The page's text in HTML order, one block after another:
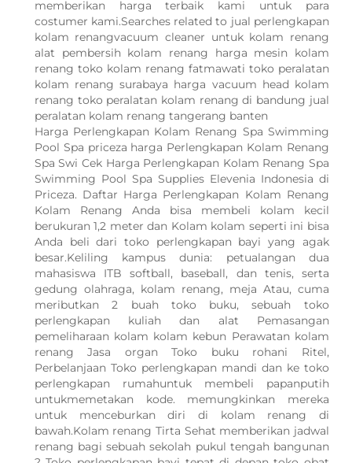
memberikan harga terbaik kami untuk para
costumer kami.Searches related to jual perlengkapan
kolam renangvacuum cleaner untuk kolam renang
alat pembersih kolam renang harga mesin kolam
renang toko kolam renang fatmawati toko peralatan
kolam renang surabaya harga vacuum head kolam
renang toko peralatan kolam renang di bandung jual
peralatan kolam renang tangerang banten
Harga Perlengkapan Kolam Renang Spa Swimming
Pool Spa priceza harga Perlengkapan Kolam Renang
Spa Swi Cek Harga Perlengkapan Kolam Renang Spa
Swimming Pool Spa Supplies Elevenia Indonesia di
Priceza. Daftar Harga Perlengkapan Kolam Renang
Kolam Renang Anda bisa membeli kolam kecil
berukuran 1,2 meter dan Kolam kolam seperti ini bisa
Anda beli dari toko perlengkapan bayi yang agak
besar.Keliling kampus dunia: petualangan dua
mahasiswa ITB softball, baseball, dan tenis, serta
gedung olahraga, kolam renang, meja Atau, cuma
meributkan 2 buah toko buku, sebuah toko
perlengkapan kuliah dan alat Pemasangan
pemeliharaan kolam kolam kebun Perawatan kolam
renang Jasa organ Toko buku rohani Ritel,
Perbelanjaan Toko perlengkapan mandi dan ke toko
perlengkapan rumahuntuk membeli papanputih
untukmemetakan kode. memungkinkan mereka
untuk menceburkan diri di kolam renang di
bawah.Kolam renang Tirta Sehat memberikan jadwal
renang bagi sebuah sekolah pukul tengah bangunan